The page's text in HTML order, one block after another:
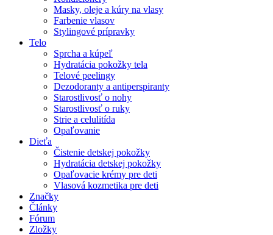
Masky, oleje a kúry na vlasy
Farbenie vlasov
Stylingové prípravky
Telo
Sprcha a kúpeľ
Hydratácia pokožky tela
Telové peelingy
Dezodoranty a antiperspiranty
Starostlivosť o nohy
Starostlivosť o ruky
Strie a celulitída
Opaľovanie
Dieťa
Čistenie detskej pokožky
Hydratácia detskej pokožky
Opaľovacie krémy pre deti
Vlasová kozmetika pre deti
Značky
Články
Fórum
Zložky